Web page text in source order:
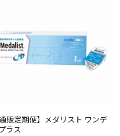
通販定期便】メダリスト ワンデ
ラス